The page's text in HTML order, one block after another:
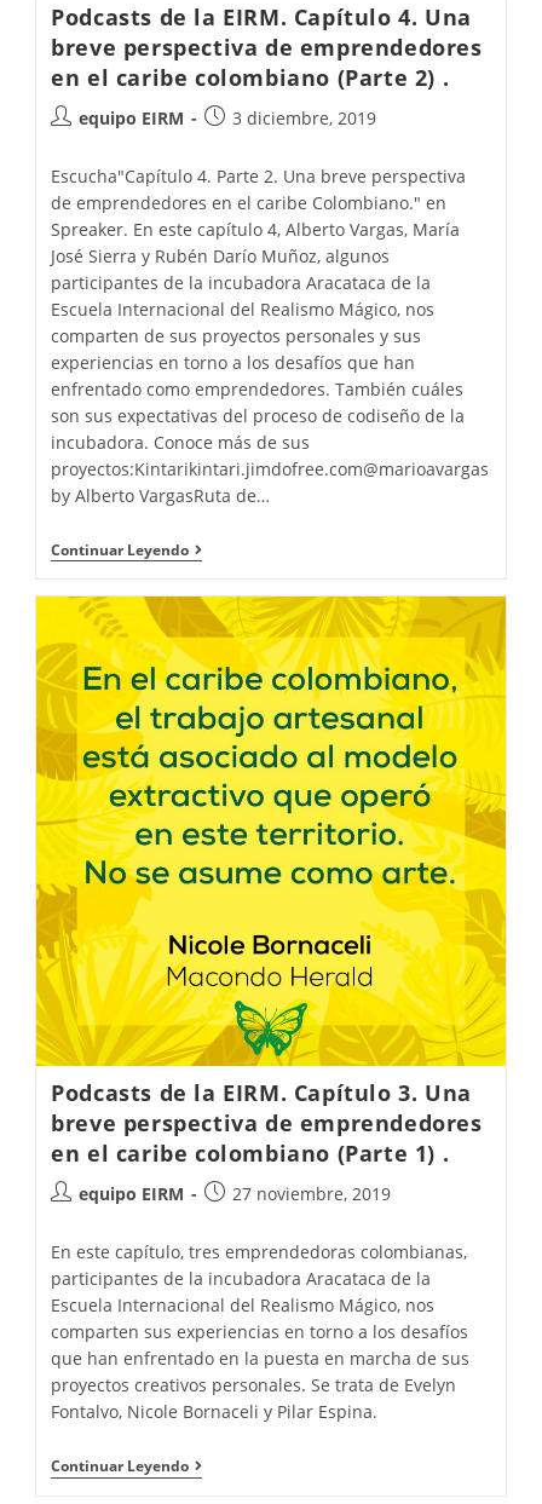
Podcasts de la EIRM. Capítulo 4. Una
breve perspectiva de emprendedores
en el caribe colombiano (Parte 2) .
equipo EIRM 3 diciembre, 2019
Escucha"Capítulo 4. Parte 2. Una breve perspectiva
de emprendedores en el caribe Colombiano." en
Spreaker. En este capítulo 4, Alberto Vargas, María
José Sierra y Rubén Darío Muñoz, algunos
participantes de la incubadora Aracataca de la
Escuela Internacional del Realismo Mágico, nos
comparten de sus proyectos personales y sus
experiencias en torno a los desafíos que han
enfrentado como emprendedores. También cuáles
son sus expectativas del proceso de codiseño de la
incubadora. Conoce más de sus
proyectos:Kintarikintari.jimdofree.com@marioavargas
by Alberto VargasRuta de…
Continuar Leyendo
Podcasts de la EIRM. Capítulo 3. Una
breve perspectiva de emprendedores
en el caribe colombiano (Parte 1) .
equipo EIRM 27 noviembre, 2019
En este capítulo, tres emprendedoras colombianas,
participantes de la incubadora Aracataca de la
Escuela Internacional del Realismo Mágico, nos
comparten sus experiencias en torno a los desafíos
que han enfrentado en la puesta en marcha de sus
proyectos creativos personales. Se trata de Evelyn
Fontalvo, Nicole Bornaceli y Pilar Espina.
Continuar Leyendo